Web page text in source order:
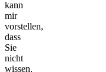
kann
mir
vorstellen,
dass
Sie
nicht
wissen,